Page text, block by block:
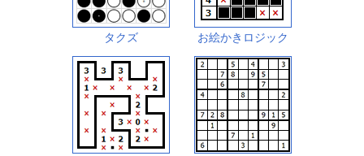
タクズ お絵かきロジック